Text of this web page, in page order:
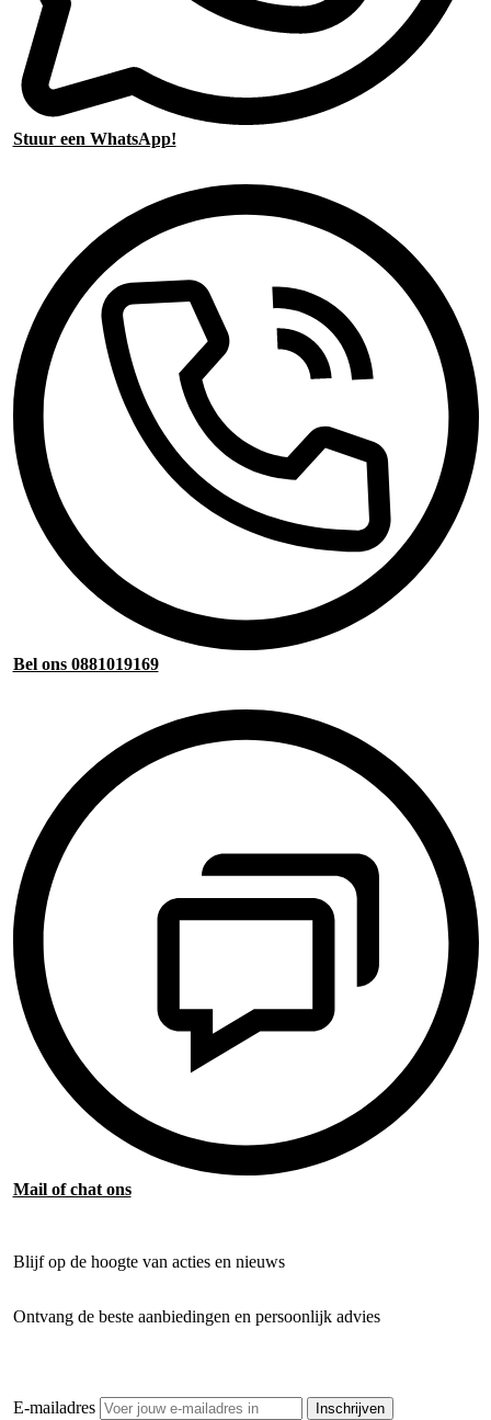
Stuur een WhatsApp!
Bel ons 0881019169
Mail of chat ons
Blijf op de hoogte van acties en nieuws
Ontvang de beste aanbiedingen en persoonlijk advies
E-mailadres Inschrijven